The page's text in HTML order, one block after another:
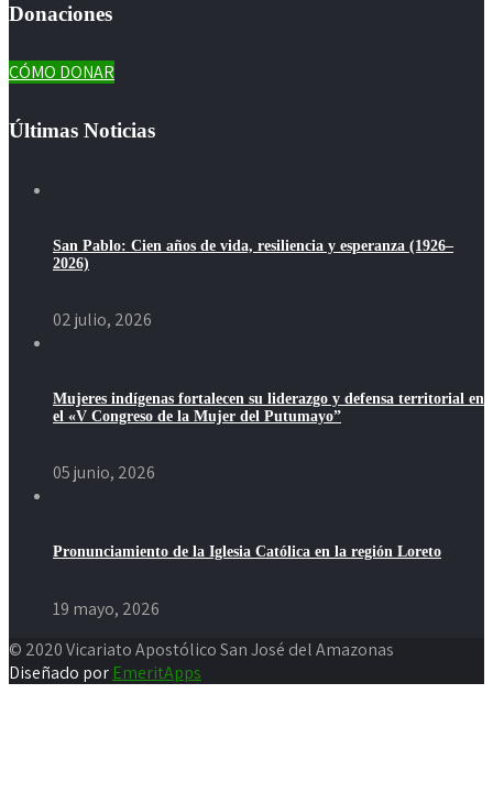
Donaciones
CÓMO DONAR
Últimas Noticias
San Pablo: Cien años de vida, resiliencia y esperanza (1926–
2026)
02 julio, 2026
Mujeres indígenas fortalecen su liderazgo y defensa territorial en
el «V Congreso de la Mujer del Putumayo”
05 junio, 2026
Pronunciamiento de la Iglesia Católica en la región Loreto
19 mayo, 2026
© 2020 Vicariato Apostólico San José del Amazonas
Diseñado por EmeritApps